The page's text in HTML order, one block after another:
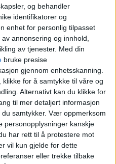
og behandler
identifikatorer og
enhet for personlig tilpasset
annonsering og innhold,
av tjenester. Med din
bruke presise
gjennom enhetsskanning.
for å samtykke til våre og
Alternativt kan du klikke for
til mer detaljert informasjon
samtykker. Vær oppmerksom
personopplysninger kanskje
har rett til å protestere mot
vil kun gjelde for dette
eller trekke tilbake
mye bruk av
Mange flere enn
og leker eller
Løvseth.
bruke ekstra
tømming og
hundre tusen mer